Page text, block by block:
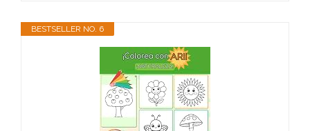
BESTSELLER NO. 6